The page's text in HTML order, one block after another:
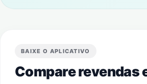
BAIXE O APLICATIVO
Compare revendas